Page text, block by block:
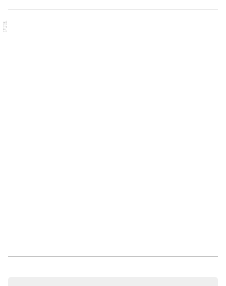
PUB.